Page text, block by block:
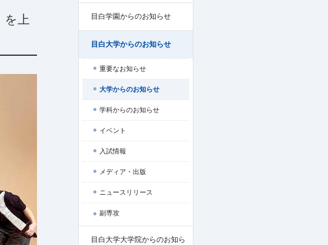
を上
目白学園からのお知らせ
目白大学からのお知らせ
重要なお知らせ
大学からのお知らせ
学科からのお知らせ
イベント
入試情報
メディア・出版
ニュースリリース
副専攻
目白大学大学院からのお知ら